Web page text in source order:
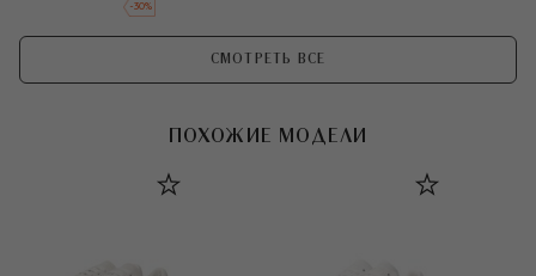
-30%
СМОТРЕТЬ ВСЕ
ПОХОЖИЕ МОДЕЛИ